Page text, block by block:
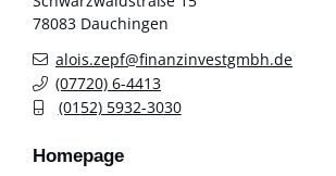
78083 Dauchingen
alois.zepf@finanzinvestgmbh.de
(07720) 6-4413
(01 52) 5932-3030
Homepage